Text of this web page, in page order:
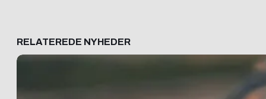
RELATEREDE NYHEDER